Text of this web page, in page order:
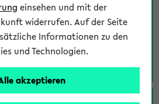
zu erstellen und alle weiteren
für Studierende zu nutzen,
zur Anmeldung über Ihr Uni
der Studierenden
einsehen und mit der
widerrufen. Auf der Seite
Informationen zu den
und Technologien.
akzeptieren